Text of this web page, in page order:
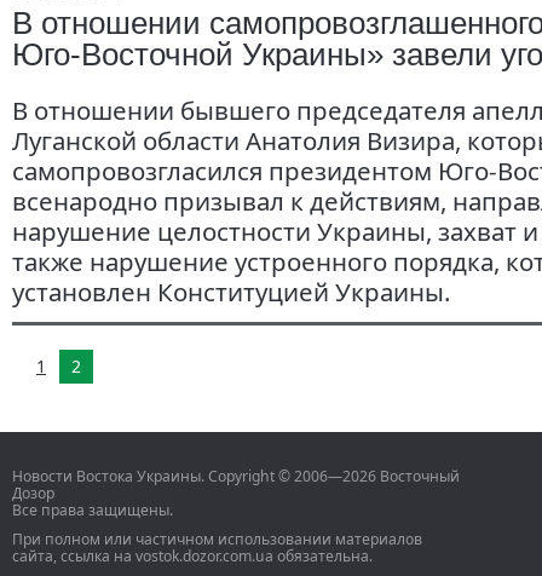
В отношении
Юго-Восточной Украины» завели
В отношении бывшего председателя
Луганской области Анатолия Визира,
самопровозгласился президентом Юго-
всенародно призывал к действиям,
нарушение целостности Украины, захват
также нарушение устроенного порядка,
установлен Конституцией Украины.
1 2
Новости Востока Украины. Copyright © 2006—2026 Восточный
Дозор
Все права защищены.
При полном или частичном использовании материалов
сайта, ссылка на vostok.dozor.com.ua обязательна.